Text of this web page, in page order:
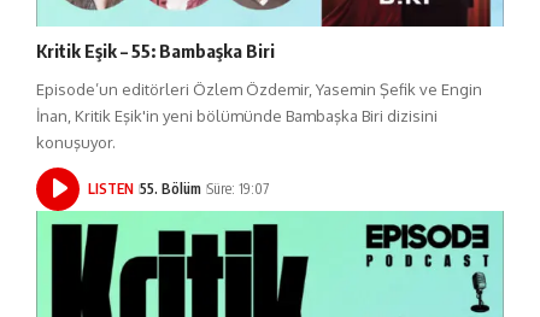
Kritik Eşik – 55: Bambaşka Biri
Episode’un editörleri Özlem Özdemir, Yasemin Şefik ve Engin
İnan, Kritik Eşik'in yeni bölümünde Bambaşka Biri dizisini
konuşuyor.
LISTEN 55. Bölüm Süre: 19:07